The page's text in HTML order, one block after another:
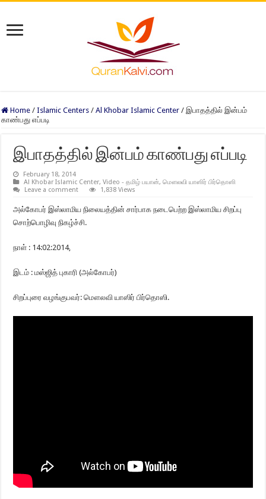
Home / Islamic Centers / Al Khobar Islamic Center / இபாதத்தில் இன்பம்
காண்பது எப்படி
இபாதத்தில் இன்பம் காண்பது எப்படி
February 18, 2014
Al Khobar Islamic Center,Video - தமிழ் பயான்,மௌலவி யாஸிர் பிர்தொஸி
Leave a comment
1,838 Views
அல்கோபர் இஸ்லாமிய நிலையத்தின் சார்பாக நடைபெற்ற இஸ்லாமிய சிறப்பு
சொற்பொழிவு நிகழ்ச்சி.
நாள் : 14:02:2014,
இடம் : மஸ்ஜித் புகாரி (அல்கோபர்)
சிறப்புரை வழங்குபவர்: மௌலவி யாஸிர் பிர்தொஸி.